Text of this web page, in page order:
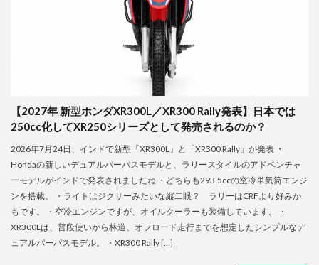
【2027年 新型ホンダXR300L／XR300 Rally発表】日本では
250cc化してXR250シリーズとして発売されるのか？
2026年7月24日、インドで新型「XR300L」と「XR300 Rally」が発表 ・
Hondaの新しいデュアルパーパスモデルと、ラリースタイルのアドベンチャ
ーモデルがインドで発表されましたね ・どちらも293.5ccの空冷単気筒エンジ
ンを搭載。 ・ライトはジクサーみたいな縦二眼？ ラリーはCRFより好みか
もです。 ・空冷エンジンですが、オイルクーラーも装備しています。 ・
XR300Lは、普段使いから林道、オフロード走行までを想定したシンプルなデ
ュアルパーパスモデル。 ・XR300 Rally […]